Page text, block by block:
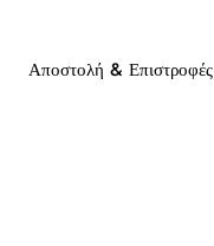
Αποστολή & Επιστροφές